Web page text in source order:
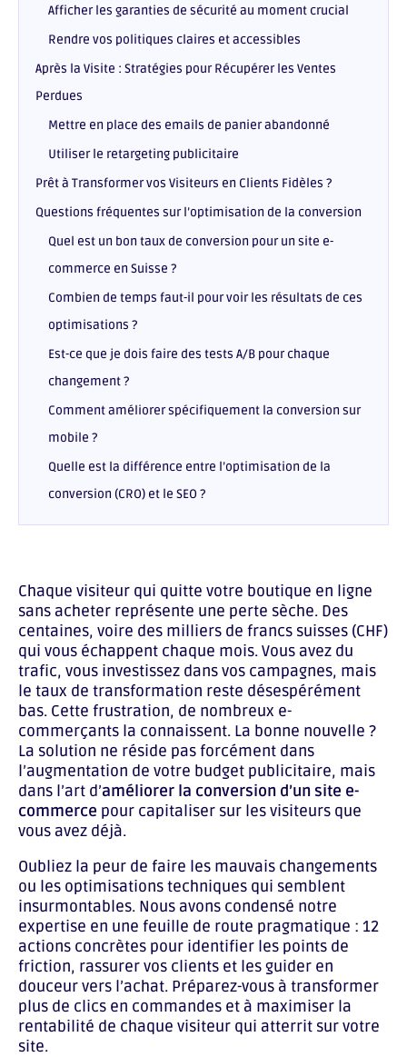
Afficher les garanties de sécurité au moment crucial
Rendre vos politiques claires et accessibles
Après la Visite : Stratégies pour Récupérer les Ventes
Perdues
Mettre en place des emails de panier abandonné
Utiliser le retargeting publicitaire
Prêt à Transformer vos Visiteurs en Clients Fidèles ?
Questions fréquentes sur l’optimisation de la conversion
Quel est un bon taux de conversion pour un site e-
commerce en Suisse ?
Combien de temps faut-il pour voir les résultats de ces
optimisations ?
Est-ce que je dois faire des tests A/B pour chaque
changement ?
Comment améliorer spécifiquement la conversion sur
mobile ?
Quelle est la différence entre l’optimisation de la
conversion (CRO) et le SEO ?
Chaque visiteur qui quitte votre boutique en ligne
sans acheter représente une perte sèche. Des
centaines, voire des milliers de francs suisses (CHF)
qui vous échappent chaque mois. Vous avez du
trafic, vous investissez dans vos campagnes, mais
le taux de transformation reste désespérément
bas. Cette frustration, de nombreux e-
commerçants la connaissent. La bonne nouvelle ?
La solution ne réside pas forcément dans
l’augmentation de votre budget publicitaire, mais
dans l’art d’améliorer la conversion d’un site e-
commerce pour capitaliser sur les visiteurs que
vous avez déjà.
Oubliez la peur de faire les mauvais changements
ou les optimisations techniques qui semblent
insurmontables. Nous avons condensé notre
expertise en une feuille de route pragmatique : 12
actions concrètes pour identifier les points de
friction, rassurer vos clients et les guider en
douceur vers l’achat. Préparez-vous à transformer
plus de clics en commandes et à maximiser la
rentabilité de chaque visiteur qui atterrit sur votre
site.